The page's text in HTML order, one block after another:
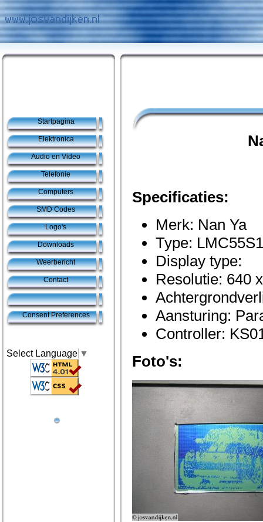
Startpagina
Elektronica
Audio en Video
Telefonie
Computers
SMD Codes
Logo's
Downloads
Weerbericht
Contact
Consent Preferences
Select Language ▼
Specificaties:
Merk: Nan Ya
Type:
Display type:
Resolutie: 640
Aansturing:
Controller:
Foto's: